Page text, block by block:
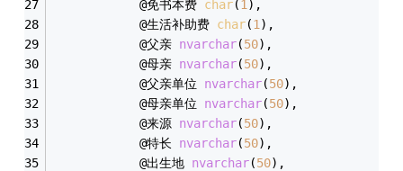
			@免书本费
char(1 ),
			@生活补助费
char(1 ),
			@父亲
nvarchar(50),
			@母亲
nvarchar(50),
			@父亲单位
nvarchar(50),
			@母亲单位
nvarchar(50),
			@来源
nvarchar(50),
			@特长
nvarchar(50),
			@出生地
nvarchar(50),